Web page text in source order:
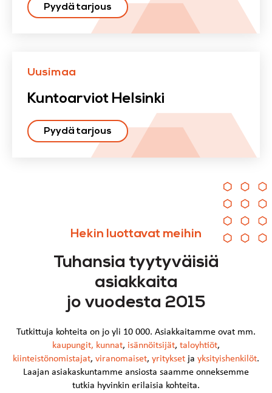
Pyydä tarjous
Uusimaa
Kuntoarviot Helsinki
Pyydä tarjous
Hekin luottavat meihin
Tuhansia tyytyväisiä
asiakkaita
jo vuodesta 2015
Tutkittuja kohteita on jo yli 10 000. Asiakkaitamme ovat mm.
kaupungit, kunnat, isännöitsijät, taloyhtiöt,
kiinteistönomistajat, viranomaiset, yritykset ja yksityishenkilöt.
Laajan asiakaskuntamme ansiosta saamme onneksemme
tutkia hyvinkin erilaisia kohteita.